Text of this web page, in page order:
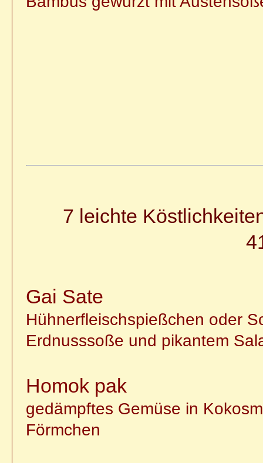
7 leichte
Gai Sate
Hühnerfleischspießchen oder
Erdnusssoße und pikantem
Homok pak
gedämpftes Gemüse in
Förmchen